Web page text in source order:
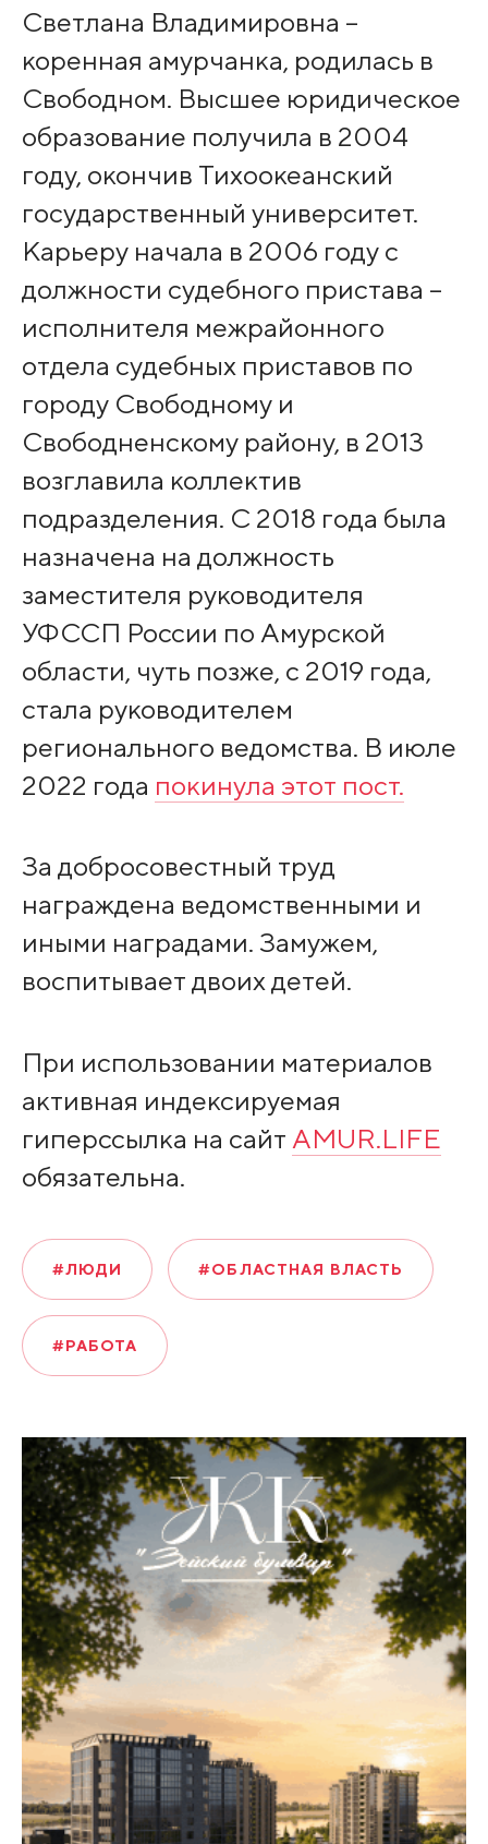
Светлана Владимировна –
коренная амурчанка, родилась в
Свободном. Высшее юридическое
образование получила в 2004
году, окончив Тихоокеанский
государственный университет.
Карьеру начала в 2006 году с
должности судебного пристава –
исполнителя межрайонного
отдела судебных приставов по
городу Свободному и
Свободненскому району, в 2013
возглавила коллектив
подразделения. С 2018 года была
назначена на должность
заместителя руководителя
УФССП России по Амурской
области, чуть позже, с 2019 года,
стала руководителем
регионального ведомства. В июле
2022 года покинула этот пост.
За добросовестный труд
награждена ведомственными и
иными наградами. Замужем,
воспитывает двоих детей.
При использовании материалов
активная индексируемая
гиперссылка на сайт AMUR.LIFE
обязательна.
#ЛЮДИ #ОБЛАСТНАЯ ВЛАСТЬ
#РАБОТА